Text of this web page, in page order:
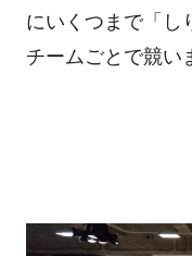
にいくつまで「し
チームごとで競い